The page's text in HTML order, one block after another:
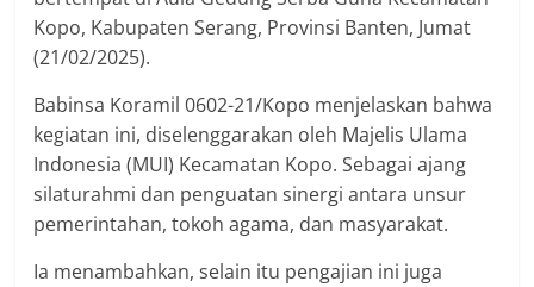
Kopo, Kabupaten Serang, Provinsi Banten, Jumat
(21/02/2025).
Babinsa Koramil 0602-21/Kopo menjelaskan bahwa
kegiatan ini, diselenggarakan oleh Majelis Ulama
Indonesia (MUI) Kecamatan Kopo. Sebagai ajang
silaturahmi dan penguatan sinergi antara unsur
pemerintahan, tokoh agama, dan masyarakat.
Ia menambahkan, selain itu pengajian ini juga